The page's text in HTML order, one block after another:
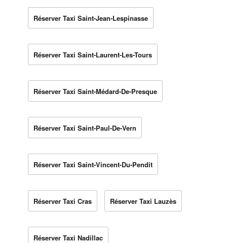
Réserver Taxi Saint-Jean-Lespinasse
Réserver Taxi Saint-Laurent-Les-Tours
Réserver Taxi Saint-Médard-De-Presque
Réserver Taxi Saint-Paul-De-Vern
Réserver Taxi Saint-Vincent-Du-Pendit
Réserver Taxi Cras Réserver Taxi Lauzès
Réserver Taxi Nadillac